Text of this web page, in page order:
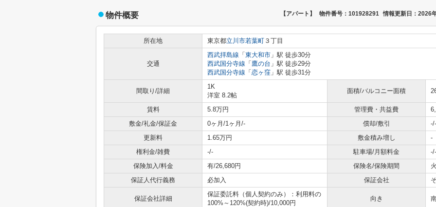
物件概要 【アパート】 物件番号：101928291 情報更新日：2026
所在地 東京都立川市若葉町 ３丁目
交通
西武拝島線 「 東大和市 」駅 徒歩30分
西武国分寺線 「 鷹の台 」駅 徒歩29分
西武国分寺線 「 恋ヶ窪 」駅 徒歩31分
間取り/詳細
1K
洋室 8.2帖
面積/バルコニー面積
賃料 5.8万円 管理費・共益費
敷金/礼金/保証金
0ヶ月/1ヶ月/- 償却/敷引
-/-
更新料
1.65万円 敷金積み増し
-
権利金/雑費
-/- 駐車場/月額料金
-/-
保険加入/料金
有/26,680円 保険名/保険期間
保証人代行義務
必加入 保証会社
保証会社詳細
保証委託料（個人契約のみ）：利用料の
100%～120%(契約時)/10,000円
向き